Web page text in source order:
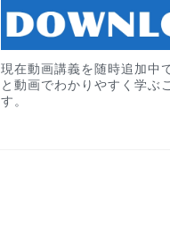
現在動画講義を随時追加中
と動画でわかりやすく学ぶ
す。